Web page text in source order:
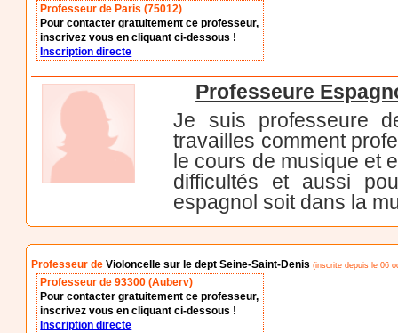
Professeur de Paris (75012)
Pour contacter gratuitement ce professeur,
inscrivez vous en cliquant ci-dessous !
Inscription directe
Professeure
Je suis professeure
travailles comment
le cours de musique et
difficultés et aussi
espagnol soit dans la
Professeur deVioloncelle sur le dept Seine-Saint-Denis (inscrite depuis le 06
Professeur de 93300 (Auberv)
Pour contacter gratuitement ce professeur,
inscrivez vous en cliquant ci-dessous !
Inscription directe